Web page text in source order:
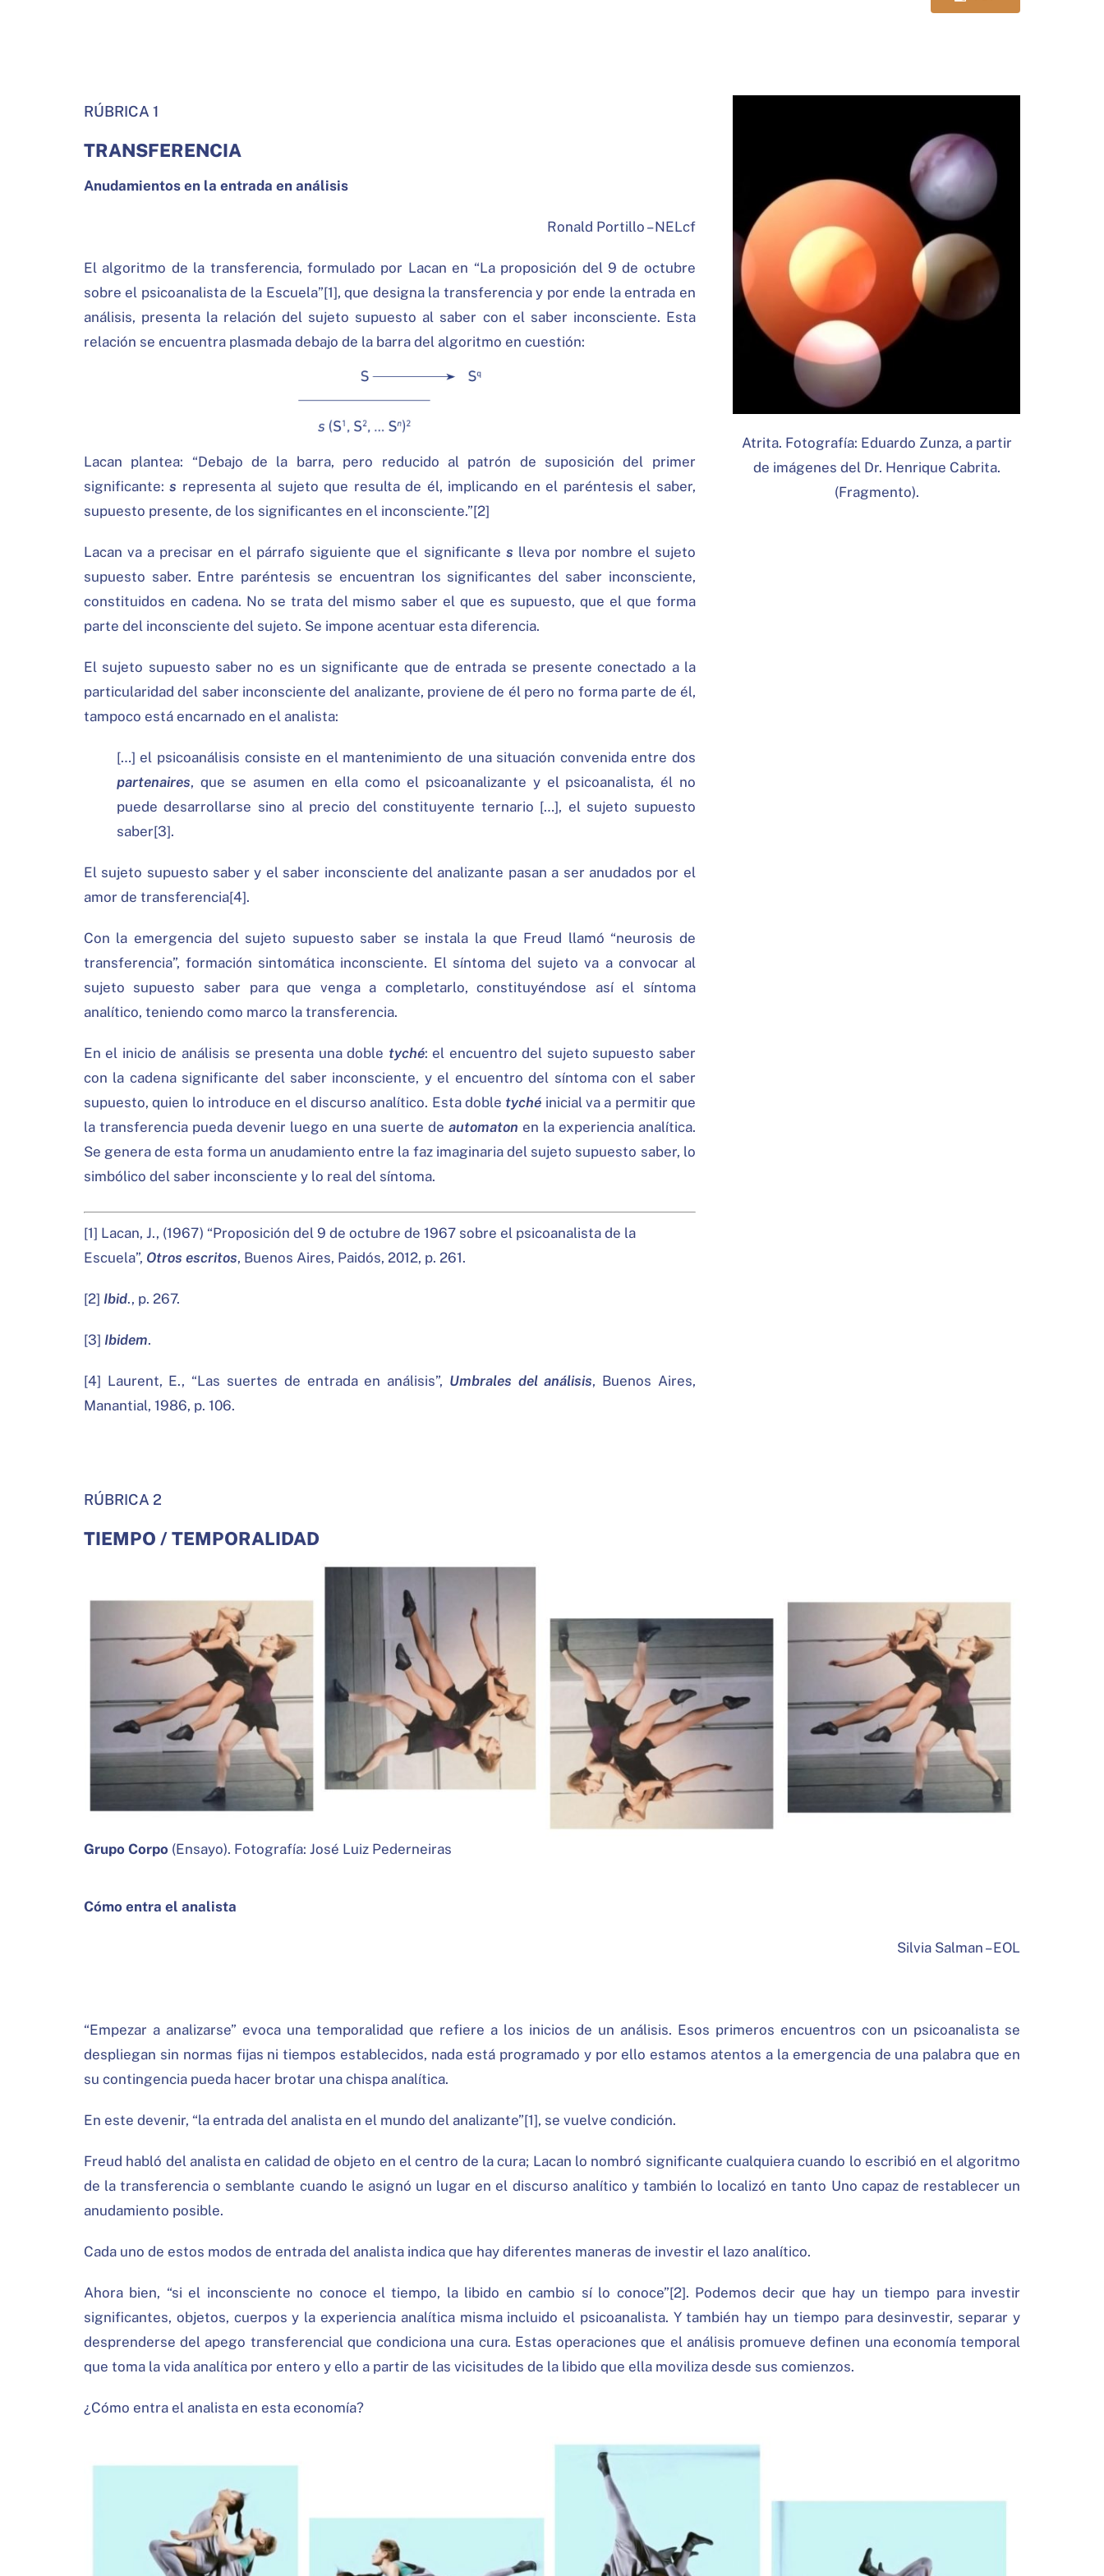
RÚBRICA 1
TRANSFERENCIA
Anudamientos en la entrada en análisis
Ronald Portillo – NELcf
El algoritmo de la transferencia, formulado por Lacan en “La proposición del 9 de octubre
sobre el psicoanalista de la Escuela”[1], que designa la transferencia y por ende la entrada en
análisis, presenta la relación del sujeto supuesto al saber con el saber inconsciente. Esta
relación se encuentra plasmada debajo de la barra del algoritmo en cuestión:
Lacan plantea: “Debajo de la barra, pero reducido al patrón de suposición del primer
significante:s representa al sujeto que resulta de él, implicando en el paréntesis el saber,
supuesto presente, de los significantes en el inconsciente.”[2]
Lacan va a precisar en el párrafo siguiente que el significante s lleva por nombre el sujeto
supuesto saber. Entre paréntesis se encuentran los significantes del saber inconsciente,
constituidos en cadena. No se trata del mismo saber el que es supuesto, que el que forma
parte del inconsciente del sujeto. Se impone acentuar esta diferencia.
El sujeto supuesto saber no es un significante que de entrada se presente conectado a la
particularidad del saber inconsciente del analizante, proviene de él pero no forma parte de él,
tampoco está encarnado en el analista:
[…] el psicoanálisis consiste en el mantenimiento de una situación convenida entre dos
partenaires, que se asumen en ella como el psicoanalizante y el psicoanalista, él no
puede desarrollarse sino al precio del constituyente ternario […], el sujeto supuesto
saber[3].
El sujeto supuesto saber y el saber inconsciente del analizante pasan a ser anudados por el
amor de transferencia[4].
Con la emergencia del sujeto supuesto saber se instala la que Freud llamó “neurosis de
transferencia”, formación sintomática inconsciente. El síntoma del sujeto va a convocar al
sujeto supuesto saber para que venga a completarlo, constituyéndose así el síntoma
analítico, teniendo como marco la transferencia.
En el inicio de análisis se presenta una doble tyché: el encuentro del sujeto supuesto saber
con la cadena significante del saber inconsciente, y el encuentro del síntoma con el saber
supuesto, quien lo introduce en el discurso analítico. Esta doble tyché inicial va a permitir que
la transferencia pueda devenir luego en una suerte de automaton en la experiencia analítica.
Se genera de esta forma un anudamiento entre la faz imaginaria del sujeto supuesto saber, lo
simbólico del saber inconsciente y lo real del síntoma.
[1] Lacan, J., (1967) “Proposición del 9 de octubre de 1967 sobre el psicoanalista de la
Escuela”, Otros escritos, Buenos Aires, Paidós, 2012, p. 261.
[2] Ibid., p. 267.
[3] Ibidem.
[4] Laurent, E., “Las suertes de entrada en análisis”, Umbrales del análisis, Buenos Aires,
Manantial, 1986, p. 106.
Atrita. Fotografía: Eduardo Zunza, a partir
de imágenes del Dr. Henrique Cabrita.
(Fragmento).
RÚBRICA 2
TIEMPO / TEMPORALIDAD
Grupo Corpo (Ensayo). Fotografía: José Luiz Pederneiras
Cómo entra el analista
Silvia Salman – EOL
“Empezar a analizarse” evoca una temporalidad que refiere a los inicios de un análisis. Esos primeros encuentros con un psicoanalista se
despliegan sin normas fijas ni tiempos establecidos, nada está programado y por ello estamos atentos a la emergencia de una palabra que en
su contingencia pueda hacer brotar una chispa analítica.
En este devenir, “la entrada del analista en el mundo del analizante”[1], se vuelve condición.
Freud habló del analista en calidad de objeto en el centro de la cura; Lacan lo nombró significante cualquiera cuando lo escribió en el algoritmo
de la transferencia o semblante cuando le asignó un lugar en el discurso analítico y también lo localizó en tanto Uno capaz de restablecer un
anudamiento posible.
Cada uno de estos modos de entrada del analista indica que hay diferentes maneras de investir el lazo analítico.
Ahora bien, “si el inconsciente no conoce el tiempo, la libido en cambio sí lo conoce”[2]. Podemos decir que hay un tiempo para investir
significantes, objetos, cuerpos y la experiencia analítica misma incluido el psicoanalista. Y también hay un tiempo para desinvestir, separar y
desprenderse del apego transferencial que condiciona una cura. Estas operaciones que el análisis promueve definen una economía temporal
que toma la vida analítica por entero y ello a partir de las vicisitudes de la libido que ella moviliza desde sus comienzos.
¿Cómo entra el analista en esta economía?